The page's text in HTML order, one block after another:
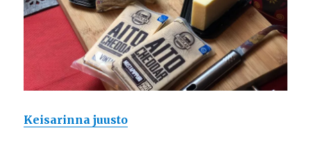
Keisarinna juusto